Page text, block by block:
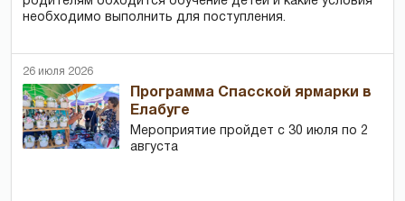
необходимо выполнить для поступления.
26 июля 2026
Программа Спасской ярмарки в
Елабуге
Мероприятие пройдет с 30 июля по 2
августа